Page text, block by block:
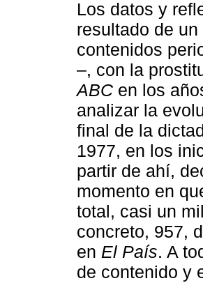
Los datos y
resultado de
contenidos
–, con la
ABC en los
analizar la
final de la
1977, en los
partir de ahí,
momento en
total, casi un
concreto, 957,
en El País. A
de contenido y